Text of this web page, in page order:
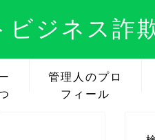
ジネス詐
管理人のプロ
フィール